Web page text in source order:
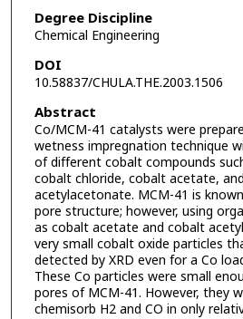
Degree Discipline
Chemical Engineering
DOI
10.58837/CHULA.THE.2003.1506
Abstract
Co/MCM-41 catalysts were
wetness impregnation technique
of different cobalt compounds
cobalt chloride, cobalt acetate,
acetylacetonate. MCM-41 is
pore structure; however, using
as cobalt acetate and cobalt
very small cobalt oxide particles
detected by XRD even for a Co
These Co particles were small
pores of MCM-41. However, they
chemisorb H2 and CO in only